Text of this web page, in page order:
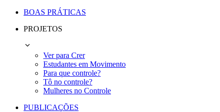
BOAS PRÁTICAS
PROJETOS
Ver para Crer
Estudantes em Movimento
Para que controle?
Tô no controle?
Mulheres no Controle
PUBLICAÇÕES